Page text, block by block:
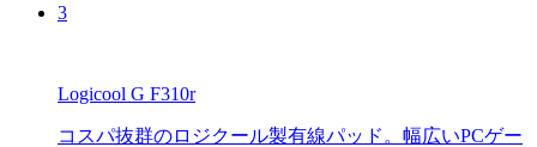
3
Logicool G F310r
コスパ抜群のロジクール製有線パッド。幅広いPCゲー